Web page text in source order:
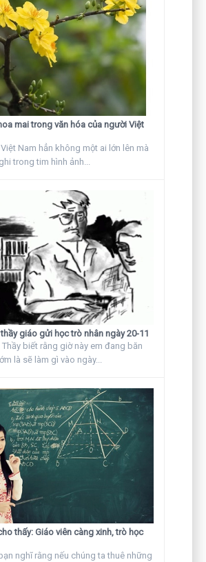
mai trong văn hóa của người Việt
Nam hẳn không một ai lớn lên mà
trong tim hình ảnh...
giáo gửi học trò nhân ngày 20-11
biết rằng giờ này em đang băn
là sẽ làm gì vào ngày...
thấy: Giáo viên càng xinh, trò học
nghĩ rằng nếu chúng ta thuê những